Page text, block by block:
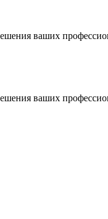
ваших
ваших